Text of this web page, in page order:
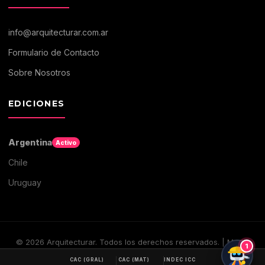
info@arquitecturar.com.ar
Formulario de Contacto
Sobre Nosotros
EDICIONES
Argentina Activo
Chile
Uruguay
© 2026 Arquitecturar. Todos los derechos reservados. | Medio
CAC (GRAL) CAC (MAT) INDEC ICC
1